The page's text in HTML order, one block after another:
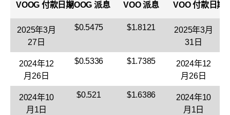
VOOG 付款日期VOOG 派息 VOO 派息 VOO 付款日期
2025年3月
27日
$0.5475 $1.8121
2025年3月
31日
2024年12
月26日
$0.5336 $1.7385
2024年12
月26日
2024年10
月1日
$0.521 $1.6386
2024年10
月1日